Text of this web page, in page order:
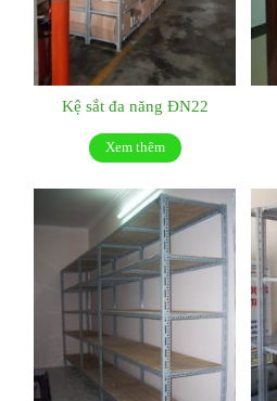
Kệ sắt đa năng ĐN22
Xem thêm